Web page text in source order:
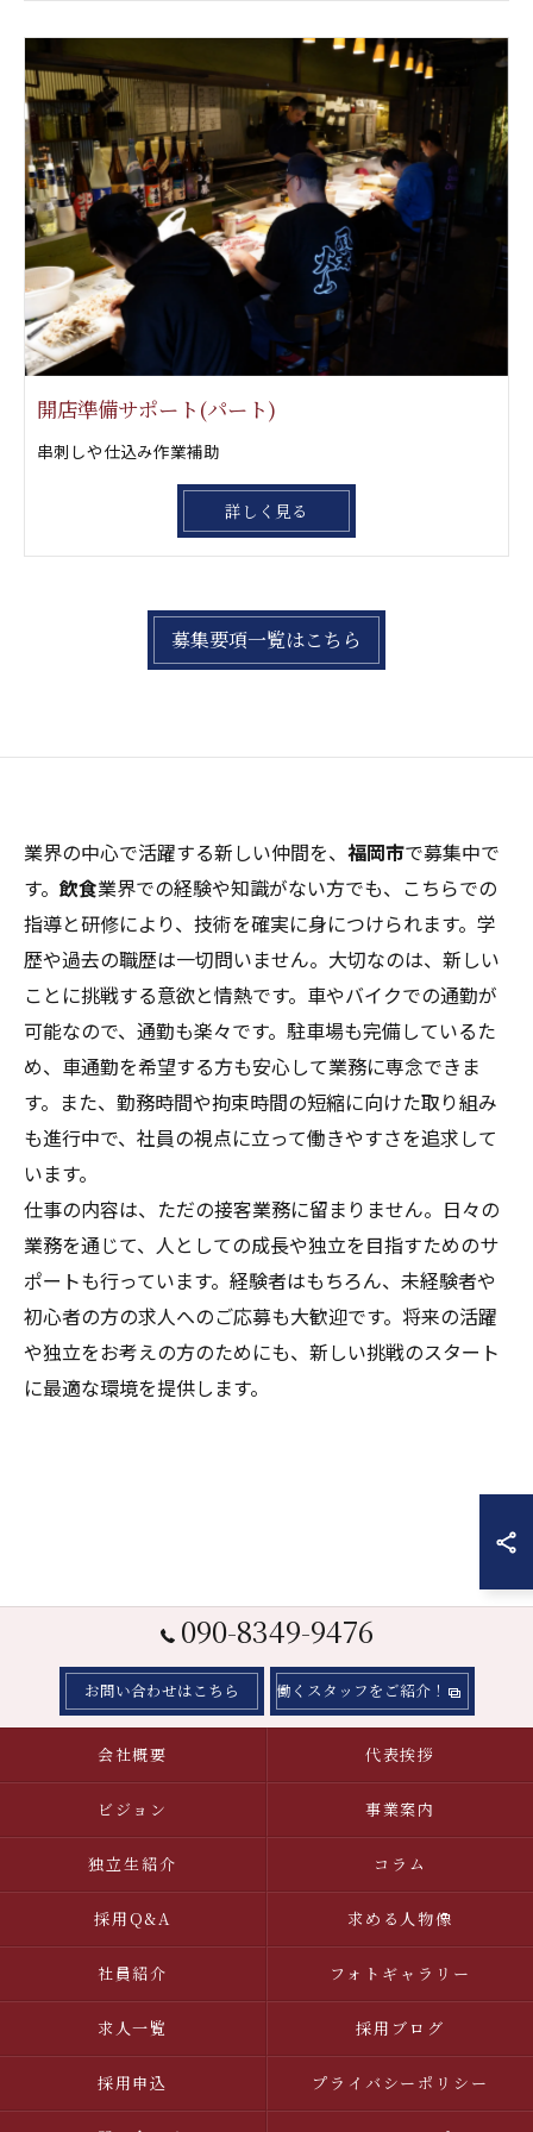
開店準備サポート(パート)
串刺しや仕込み作業補助
詳しく見る
募集要項一覧はこちら
業界の中心で活躍する新しい仲間を、 福岡市で募集中で
す。 飲食業界での経験や知識がない方でも、こちらでの
指導と研修により、技術を確実に身につけられます。学
歴や過去の職歴は一切問いません。大切なのは、新しい
ことに挑戦する意欲と情熱です。車やバイクでの通勤が
可能なので、通勤も楽々です。駐車場も完備しているた
め、車通勤を希望する方も安心して業務に専念できま
す。また、勤務時間や拘束時間の短縮に向けた取り組み
も進行中で、社員の視点に立って働きやすさを追求して
います。
仕事の内容は、ただの接客業務に留まりません。日々の
業務を通じて、人としての成長や独立を目指すためのサ
ポートも行っています。経験者はもちろん、未経験者や
初心者の方の求人へのご応募も大歓迎です。将来の活躍
や独立をお考えの方のためにも、新しい挑戦のスタート
に最適な環境を提供します。
090-8349-9476
お問い合わせはこちら 働くスタッフをご紹介！
会社概要 代表挨拶
ビジョン 事業案内
独立生紹介 コラム
採用Q&A 求める人物像
社員紹介 フォトギャラリー
求人一覧 採用ブログ
採用申込 プライバシーポリシー